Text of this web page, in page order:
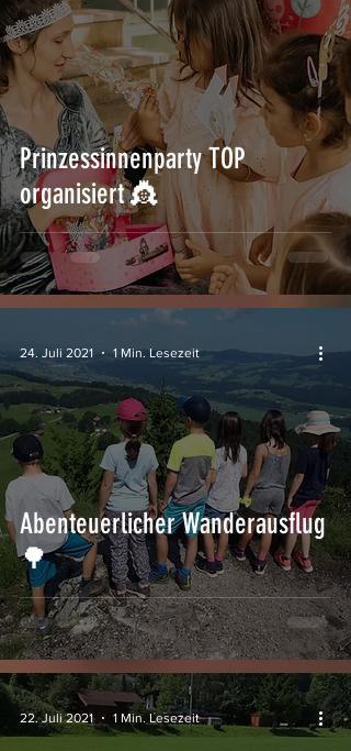
Prinzessinnenparty TOP
organisiert 👸
Abenteuerlicher Wanderausflug
🌳
24. Juli 2021 1 Min. Lesezeit
22. Juli 2021 1 Min. Lesezeit